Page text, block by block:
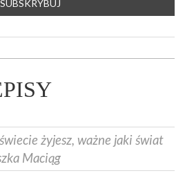
żyjesz, ważne jaki świat
Maciąg